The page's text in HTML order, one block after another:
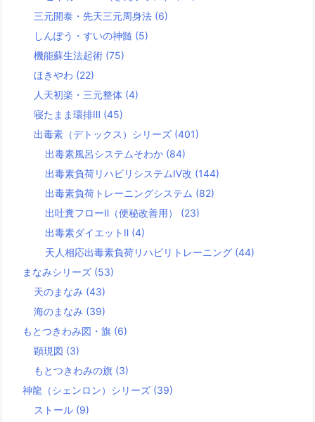
三元開泰・先天三元周身法 (6)
しんぽう・すいの神髄 (5)
機能蘇生法起術 (75)
ほきやわ (22)
人天初楽・三元整体 (4)
寝たまま環排Ⅲ (45)
出毒素（デトックス）シリーズ (401)
出毒素風呂システムそわか (84)
出毒素負荷リハビリシステムⅣ改 (144)
出毒素負荷トレーニングシステム (82)
出吐糞フローⅡ（便秘改善用） (23)
出毒素ダイエットⅡ (4)
天人相応出毒素負荷リハビリトレーニング (44)
まなみシリーズ (53)
天のまなみ (43)
海のまなみ (39)
もとつきわみ図・旗 (6)
顕現図 (3)
もとつきわみの旗 (3)
神龍（シェンロン）シリーズ (39)
ストール (9)